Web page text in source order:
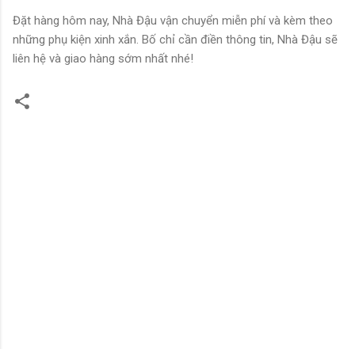
Đặt hàng hôm nay, Nhà Đậu vận chuyển miễn phí và kèm theo
những phụ kiện xinh xắn. Bố chỉ cần điền thông tin, Nhà Đậu sẽ
liên hệ và giao hàng sớm nhất nhé!